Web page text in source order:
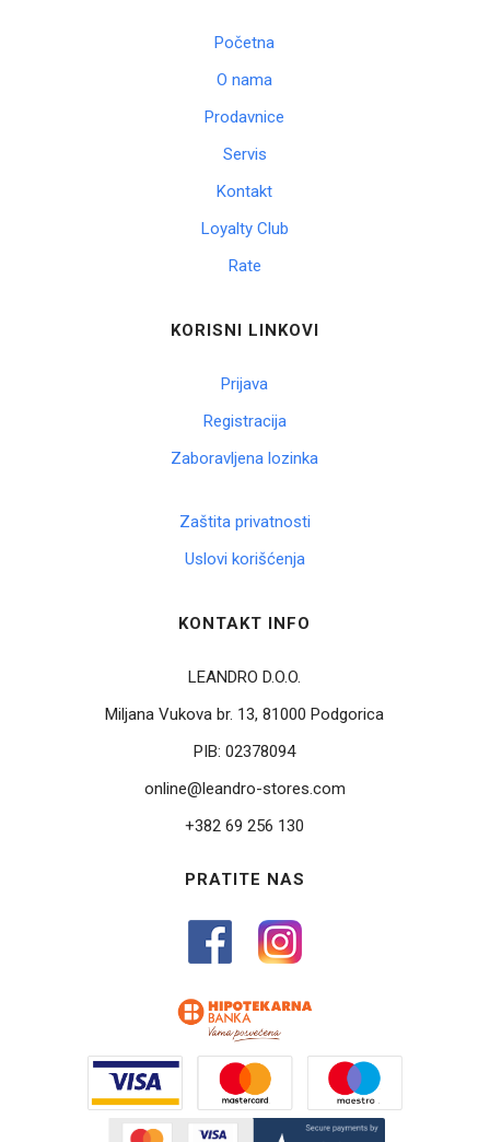
Početna
O nama
Prodavnice
Servis
Kontakt
Loyalty Club
Rate
KORISNI LINKOVI
Prijava
Registracija
Zaboravljena lozinka
Zaštita privatnosti
Uslovi korišćenja
KONTAKT INFO
LEANDRO D.O.O.
Miljana Vukova br. 13, 81000 Podgorica
PIB:02378094
online@leandro-stores.com
+382 69 256 130
PRATITE NAS